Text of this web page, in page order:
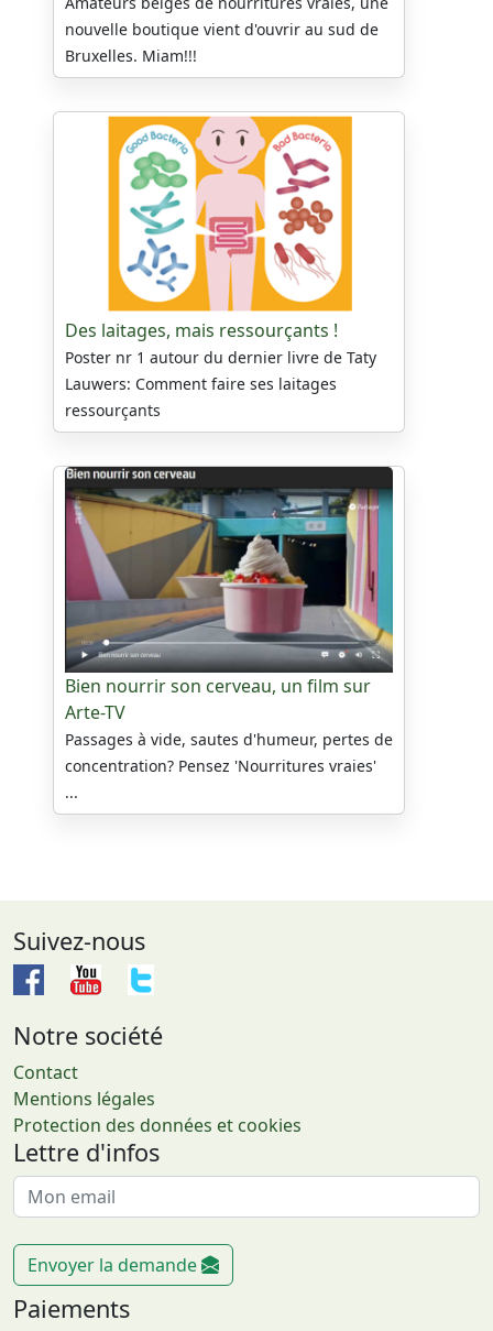
nouvelle boutique vient d'ouvrir au sud de
Bruxelles. Miam!!!
Des laitages, mais ressourçants !
Poster nr 1 autour du dernier livre de Taty
Lauwers: Comment faire ses laitages
ressourçants
Bien nourrir son cerveau, un film sur
Arte-TV
Passages à vide, sautes d'humeur, pertes de
concentration? Pensez 'Nourritures vraies'
...
Suivez-nous
Notre société
Contact
Mentions légales
Protection des données et cookies
Lettre d'infos
Envoyer la demande
Paiements